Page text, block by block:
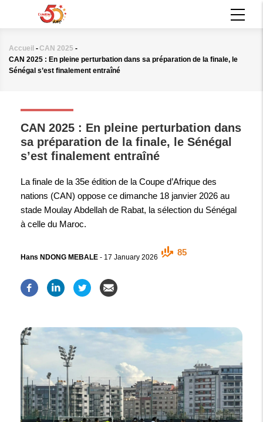
principal
Fil
d'Ariane
Accueil -CAN 2025 -
CAN 2025 : En pleine perturbation dans sa préparation de la finale, le
Sénégal s’est finalement entraîné
CAN 2025 : En pleine perturbation dans
sa préparation de la finale, le Sénégal
s’est finalement entraîné
La finale de la 35e édition de la Coupe d’Afrique des
nations (CAN) oppose ce dimanche 18 janvier 2026 au
stade Moulay Abdellah de Rabat, la sélection du Sénégal
à celle du Maroc.
Hans NDONG MEBALE - 17 January 2026
85